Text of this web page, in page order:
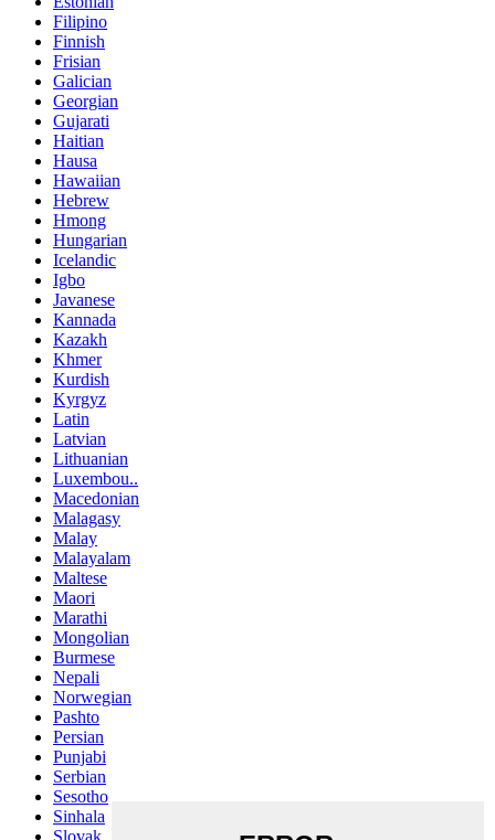
Filipino
Finnish
Frisian
Galician
Georgian
Gujarati
Haitian
Hausa
Hawaiian
Hebrew
Hmong
Hungarian
Icelandic
Igbo
Javanese
Kannada
Kazakh
Khmer
Kurdish
Kyrgyz
Latin
Latvian
Lithuanian
Luxembou..
Macedonian
Malagasy
Malay
Malayalam
Maltese
Maori
Marathi
Mongolian
Burmese
Nepali
Norwegian
Pashto
Persian
Punjabi
Serbian
Sesotho
Sinhala